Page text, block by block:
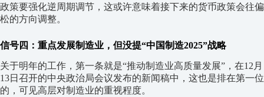
政策要强化逆周期调节，这或许意味着接下来的货币政策会往偏
松的方向调整。
信号四：重点发展制造业，但没提“中国制造2025”战略
关于明年的工作，第一条就是“推动制造业高质量发展”，在12月
13日召开的中央政治局会议发布的新闻稿中，这也是排在第一位
的，可见高层对制造业的重视程度。